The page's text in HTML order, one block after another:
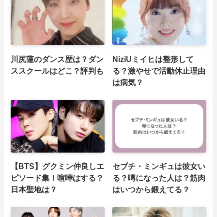
川尻蓮のダンス歴は？ダン
ススクールはどこ？評判も
NiziUミイヒは整形して
る？激やせで活動休止理由
は病気？
【BTS】グクミン仲良しエ
ピソード集！喧嘩はする？
日本聖地は？
セブチ・ミンギュは彼女い
る？噂になった人は？筋肉
はいつから鍛えてる？